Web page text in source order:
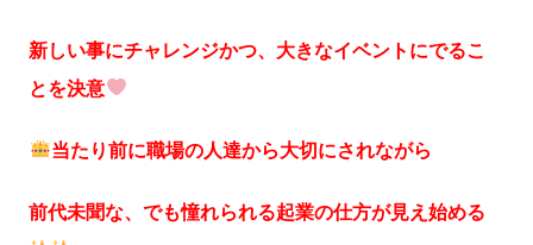
新しい事にチャレンジかつ、大きなイベントにでるこ
とを決意
当たり前に職場の人達から大切にされながら
前代未聞な、でも憧れられる起業の仕方が見え始める